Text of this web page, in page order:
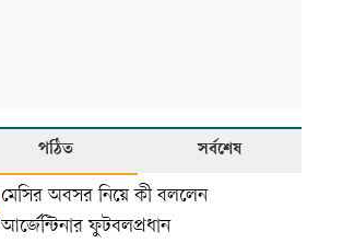
পঠিত সর্বশেষ
মেসির অবসর নিয়ে কী বললেন
আর্জেন্টিনার ফুটবলপ্রধান